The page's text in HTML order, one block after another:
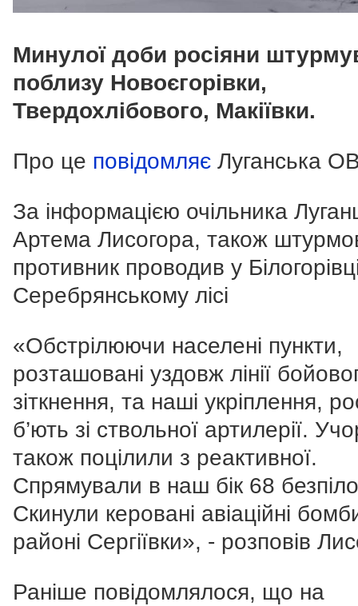
Минулої доби росіяни
поблизу Новоєгорівки,
Твердохлібового, Макіївки.
Про це повідомляє Луганська
За інформацією очільника
Артема Лисогора, також
противник проводив у
Серебрянському лісі
«Обстрілюючи населені пункти,
розташовані уздовж лінії
зіткнення, та наші укріплення,
б’ють зі ствольної артилерії.
також поцілили з реактивної.
Спрямували в наш бік 68
Скинули керовані авіаційні
районі Сергіївки», - розповів
Раніше повідомлялося, що на